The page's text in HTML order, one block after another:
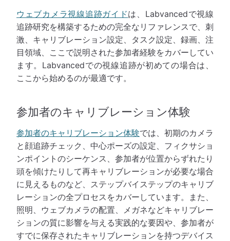
ウェブカメラ視線追跡ガイドは、Labvancedで視線
追跡研究を構築するための完全なリファレンスで、刺
激、キャリブレーション設定、タスク設定、録画、注
目領域、ここで説明された参加者経験をカバーしてい
ます。Labvancedでの視線追跡が初めての場合は、
ここから始めるのが最適です。
参加者のキャリブレーション体験
参加者のキャリブレーション体験では、初期のカメラ
と顔追跡チェック、中心ポーズの設定、フィクサショ
ンポイントのシーケンス、参加者が位置からずれたり
頭を傾けたりして再キャリブレーションが必要な場合
に見えるものなど、ステップバイステップのキャリブ
レーションの全プロセスをカバーしています。また、
照明、ウェブカメラの配置、メガネなどキャリブレー
ションの質に影響を与える実践的な要因や、参加者が
すでに保存されたキャリブレーションを持つデバイス